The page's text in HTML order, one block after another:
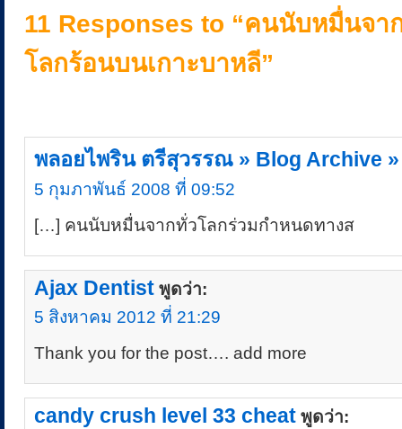
11 Responses to “คนนับหมื่นจา
โลกร้อนบนเกาะบาหลี”
พลอยไพริน ตรีสุวรรณ » Blog Archive
5 กุมภาพันธ์ 2008 ที่ 09:52
[…] คนนับหมื่นจากทั่วโลกร่วมกำหนดทางส
Ajax Dentist พูดว่า:
5 สิงหาคม 2012 ที่ 21:29
Thank you for the post…. add more
candy crush level 33 cheat พูดว่า: